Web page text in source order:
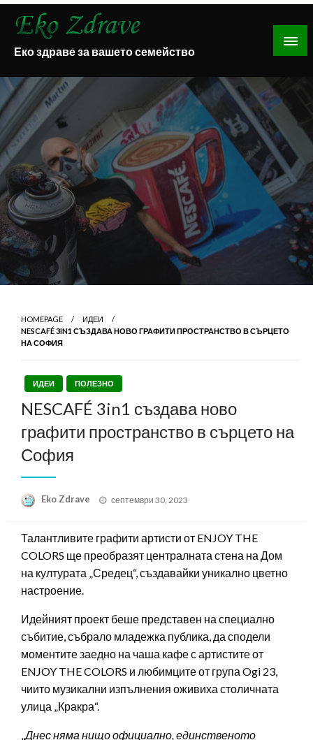
Skip
Еко здраве за вашето семейство
HOMEPAGE
ИДЕИ
NESCAFÉ 3IN1 СЪЗДАВА НОВО ГРАФИТИ ПРОСТРАНСТВО В СЪРЦЕТО
НА СОФИЯ
ИДЕИ ПОЛЕЗНО
NESCAFÉ 3in1 създава ново
графити пространство в сърцето на
София
Eko Zdrave
Posted
септември 30, 2023
Талантливите графити артисти от ENJOY THE
COLORS ще преобразят централната стена на Дом
на културата „Средец“, създавайки уникално цветно
настроение.
Идейният проект беше представен на специално
събитие, събрало младежка публика, да сподели
моментите заедно на чаша кафе с артистите от
ENJOY THE COLORS и любимците от група Ogi 23,
чиито музикални изпълнения оживиха столичната
улица „Кракра“.
„Днес няма нищо официално, единственото